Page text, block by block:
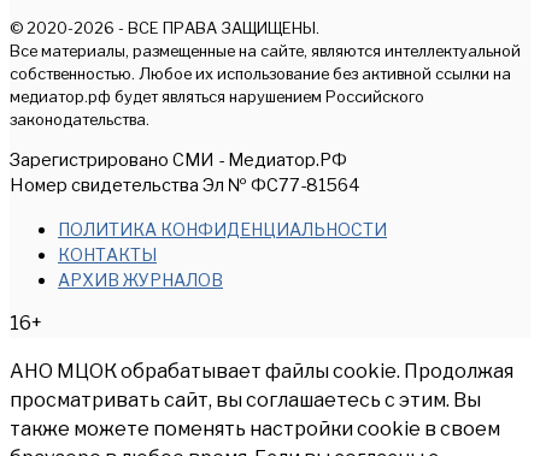
© 2020-2026 - ВСЕ ПРАВА ЗАЩИЩЕНЫ.
Все материалы, размещенные на сайте, являются интеллектуальной
собственностью. Любое их использование без активной ссылки на
медиатор.рф будет являться нарушением Российского
законодательства.
Зарегистрировано СМИ - Медиатор.РФ
Номер свидетельства Эл № ФС77-81564
ПОЛИТИКА КОНФИДЕНЦИАЛЬНОСТИ
КОНТАКТЫ
АРХИВ ЖУРНАЛОВ
16+
АНО МЦОК обрабатывает файлы cookie. Продолжая
просматривать сайт, вы соглашаетесь с этим. Вы
также можете поменять настройки cookie в своем